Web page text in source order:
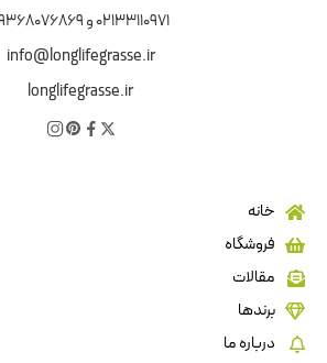
02133110971 و 09368076869
info@longlifegrasse.ir
longlifegrasse.ir
خانه
فروشگاه
مقالات
برندها
درباره ما